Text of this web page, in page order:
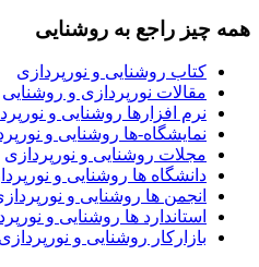
همه چیز راجع به روشنایی
کتاب روشنایی و نورپردازی
مقالات نورپردازی و روشنایی
نرم افزارها روشنایی و
نمایشگاه-ها روشنایی و
مجلات روشنایی و نورپردازی
دانشگاه ها روشنایی و
انجمن ها روشنایی و
استاندارد ها روشنایی و
بازارکار روشنایی و نورپردازی